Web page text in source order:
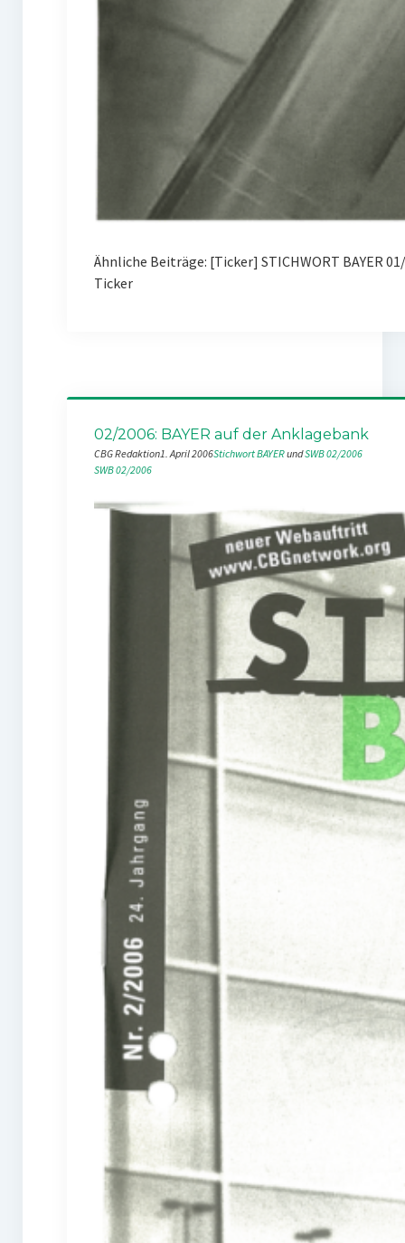
Ähnliche Beiträge: [Ticker] STICHWORT BAYER
Ticker
02/2006: BAYER auf der Anklagebank
CBG Redaktion1. April 2006Stichwort BAYER und SWB 02/2006
SWB 02/2006